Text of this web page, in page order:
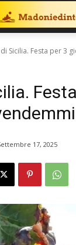
Sicilia. Festa per 3
17, 2025